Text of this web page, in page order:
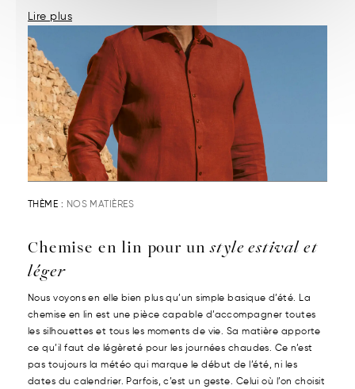
Lire plus
THÈME : NOS MATIÈRES
Chemise en lin pour unstyle estival et
léger
Nous voyons en elle bien plus qu’un simple basique d’été. La
chemise en lin est une pièce capable d’accompagner toutes
les silhouettes et tous les moments de vie. Sa matière apporte
ce qu’il faut de légèreté pour les journées chaudes. Ce n’est
pas toujours la météo qui marque le début de l’été, ni les
dates du calendrier. Parfois, c’est un geste. Celui où l’on choisit